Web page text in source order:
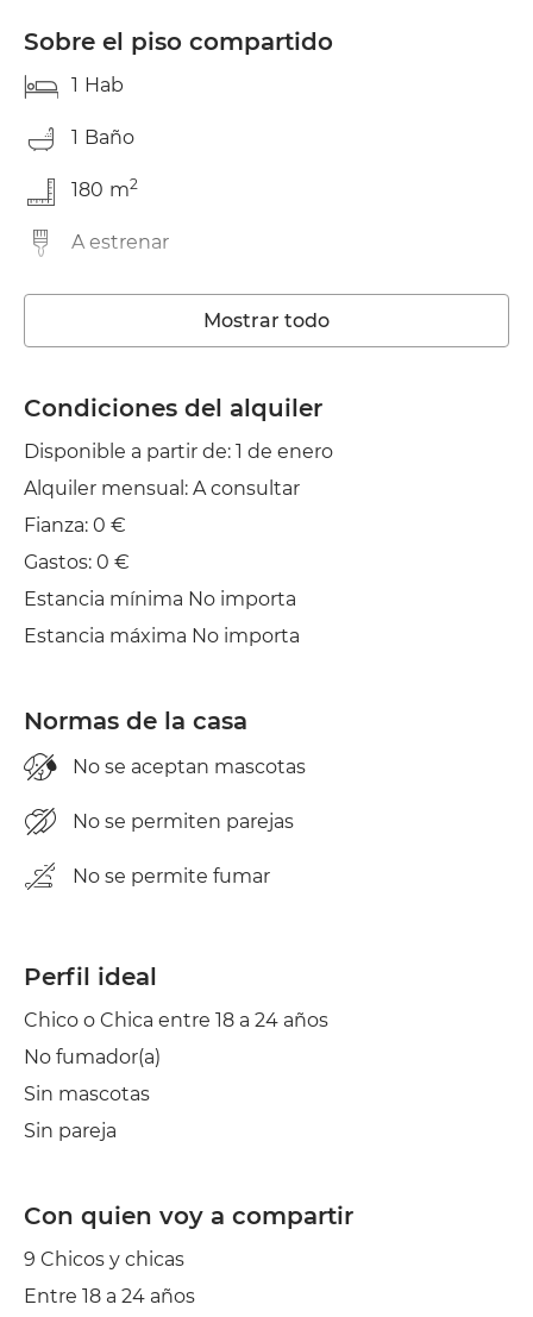
Sobre el piso compartido
1 Hab
1 Baño
180 m2
A estrenar
Lavadora
Wifi
TV
Jardín/Terraza
Plancha
Secadora
Mostrar todo
Condiciones del alquiler
Disponible a partir de: 1 de enero
Alquiler mensual: A consultar
Fianza: 0 €
Gastos: 0 €
Estancia mínima No importa
Estancia máxima No importa
Normas de la casa
No se aceptan mascotas
No se permiten parejas
No se permite fumar
Perfil ideal
Chico o Chica entre 18 a 24 años
No fumador(a)
Sin mascotas
Sin pareja
Con quien voy a compartir
9 Chicos y chicas
Entre 18 a 24 años